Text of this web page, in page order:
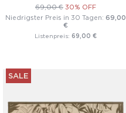
69,00 € 30% OFF
Niedrigster Preis in 30 Tagen: 69,00
€
Listenpreis: 69,00 €
SALE